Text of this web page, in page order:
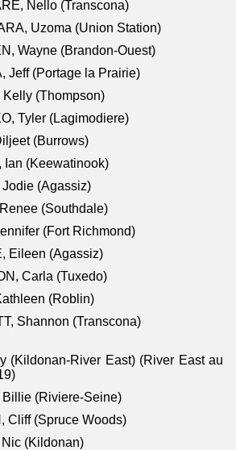
Nello (Transcona)
Uzoma (Union Station)
Wayne (Brandon-Ouest)
Jeff (Portage la Prairie)
Kelly (Thompson)
Tyler (Lagimodiere)
(Burrows)
Ian (Keewatinook)
Jodie (Agassiz)
(Southdale)
(Fort Richmond)
Eileen (Agassiz)
Carla (Tuxedo)
(Roblin)
Shannon (Transcona)
(Kildonan-River East) (River East au
(Riviere-Seine)
Cliff (Spruce Woods)
(Kildonan)